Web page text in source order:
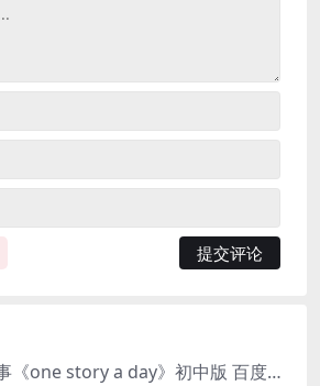
一天一个小故事《one story a day》初中版 百度网盘分享下载